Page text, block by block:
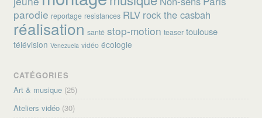
parodie reportage resistances RLV rock the casbah
réalisation santé stop-motion teaser toulouse
télévision Venezuela vidéo écologie
CATÉGORIES
Art & musique (25)
Ateliers vidéo (30)